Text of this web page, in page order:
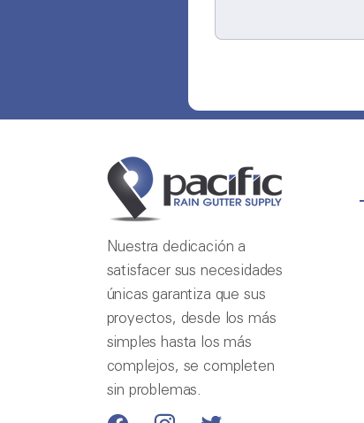
Nuestra dedicación a
satisfacer sus necesidades
únicas garantiza que sus
proyectos, desde los más
simples hasta los más
complejos, se completen
sin problemas.